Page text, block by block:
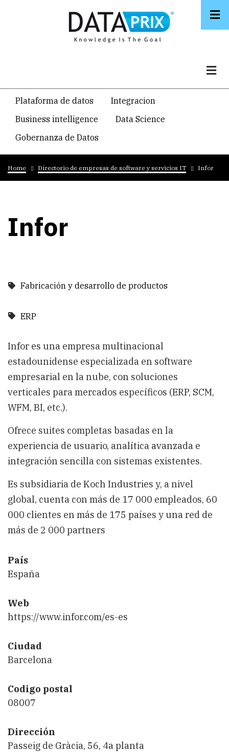
Navegacion
temática
principal
Plataforma de datos
Integracion
Business intelligence
Data Science
Gobernanza de Datos
Breadcrumb
Home Directorio de empresas de software y servicios IT Infor
Infor
Fabricación y desarrollo de productos
ERP
Infor es una empresa multinacional
estadounidense especializada en software
empresarial en la nube, con soluciones
verticales para mercados específicos (ERP, SCM,
WFM, BI, etc.).
Ofrece suites completas basadas en la
experiencia de usuario, analítica avanzada e
integración sencilla con sistemas existentes.
Es subsidiaria de Koch Industries y, a nivel
global, cuenta con más de 17 000 empleados, 60
000 clientes en más de 175 países y una red de
más de 2 000 partners
País
España
Web
https://www.infor.com/es-es
Ciudad
Barcelona
Codigo postal
08007
Dirección
Passeig de Gràcia, 56, 4a planta